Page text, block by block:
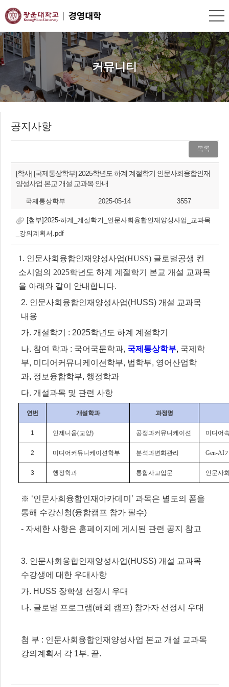
커뮤니티
공지사항
목록
[학사] [국제통상학부] 2025학년도 하계 계절학기 인문사회융합인재
양성사업 본교 개설 교과목 안내
국제통상학부 2025-05-14 3557
[첨부]2025-하계_계절학기_인문사회융합인재양성사업_교과목
_강의계획서.pdf
1. 인문사회융합인재양성사업(HUSS) 글로벌공생 컨
소시엄의 2025학년도 하계 계절학기 본교 개설 교과목
을 아래와 같이 안내합니다.
2. 인문사회융합인재양성사업(HUSS) 개설 교과목
내용
가. 개설학기 : 2025학년도 하계 계절학기
나. 참여 학과 : 국어국문학과, 국제통상학부, 국제학
부, 미디어커뮤니케이션학부, 법학부, 영어산업학
과, 정보융합학부, 행정학과
다. 개설과목 및 관련 사항
연번 개설학과 과정명
1 인제니움(교양) 공정과커뮤니케이션 미디어
2 미디어커뮤니케이션학부 분석과변화관리 Gen-AI
3 행정학과 통합사고입문 인문사
※ ‘인문사회융합인재아카데미 ’ 과목은 별도의 폼을
통해 수강신청(융합캠프 참가 필수)
- 자세한 사항은 홈페이지에 게시된 관련 공지 참고
3. 인문사회융합인재양성사업(HUSS) 개설 교과목
수강생에 대한 우대사항
가. HUSS 장학생 선정시 우대
나. 글로벌 프로그램(해외 캠프) 참가자 선정시 우대
첨 부 : 인문사회융합인재양성사업 본교 개설 교과목
강의계획서 각 1부. 끝.